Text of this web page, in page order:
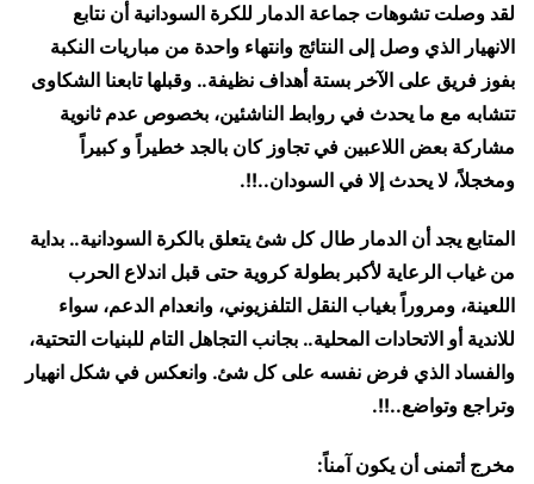
لقد وصلت تشوهات جماعة الدمار للكرة السودانية أن نتابع
الانهيار الذي وصل إلى النتائج وانتهاء واحدة من مباريات النكبة
بفوز فريق على الآخر بستة أهداف نظيفة.. وقبلها تابعنا الشكاوى
تتشابه مع ما يحدث في روابط الناشئين، بخصوص عدم ثانوية
مشاركة بعض اللاعبين في تجاوز كان بالجد خطيراً و كبيراً
ومخجلاً، لا يحدث إلا في السودان..!!.
المتابع يجد أن الدمار طال كل شئ يتعلق بالكرة السودانية.. بداية
من غياب الرعاية لأكبر بطولة كروية حتى قبل اندلاع الحرب
اللعينة، ومروراً بغياب النقل التلفزيوني، وانعدام الدعم، سواء
للاندية أو الاتحادات المحلية.. بجانب التجاهل التام للبنيات التحتية،
والفساد الذي فرض نفسه على كل شئ. وانعكس في شكل انهيار
وتراجع وتواضع..!!.
مخرج أتمنى أن يكون آمناً: